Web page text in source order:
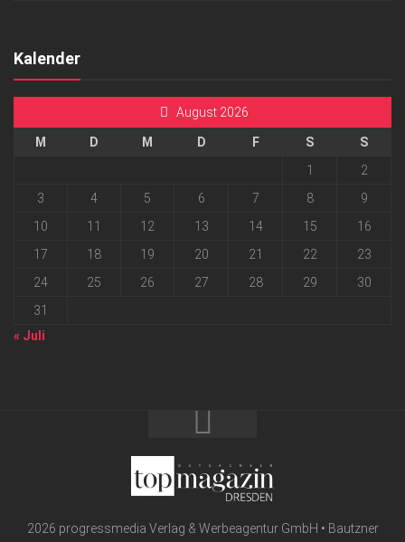
Kalender
August 2026
M D M D F S
S
1
2
3
4 5 6 7 8
9
10
11 12 13 14 15
16
17
18 19 20 21 22
23
24
25 26 27 28 29
30
31
« Juli
2026 progressmedia Verlag & Werbeagentur GmbH • Bautzner